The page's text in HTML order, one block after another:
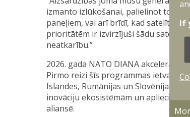
izmanto izlūkošanai, palielinot to
paneļiem, vai arī brīdī, kad satelīts
prioritātēm ir izvirzījuši šādu satelītu
neatkarību.”
2026. gada NATO DIANA
Pirmo reizi šīs programmas ietvaros
Islandes, Rumānijas un Slovēnijas,
inovāciju ekosistēmām un apliecina
aliansē.
If